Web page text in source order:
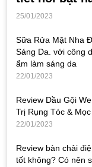
25/01/2023
Sữa Rửa Mặt Nha
Sáng Da. với công
ẩm làm sáng da
22/01/2023
Review Dầu Gội
Trị Rụng Tóc &
22/01/2023
Review bàn chải
tốt không? Có nên